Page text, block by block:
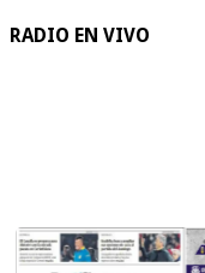
RADIO EN VIVO